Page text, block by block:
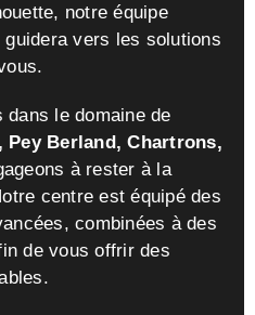
notre équipe
guidera vers les solutions
dans le domaine de
Pey Berland, Chartrons,
à rester à la
centre est équipé des
combinées à des
de vous offrir des